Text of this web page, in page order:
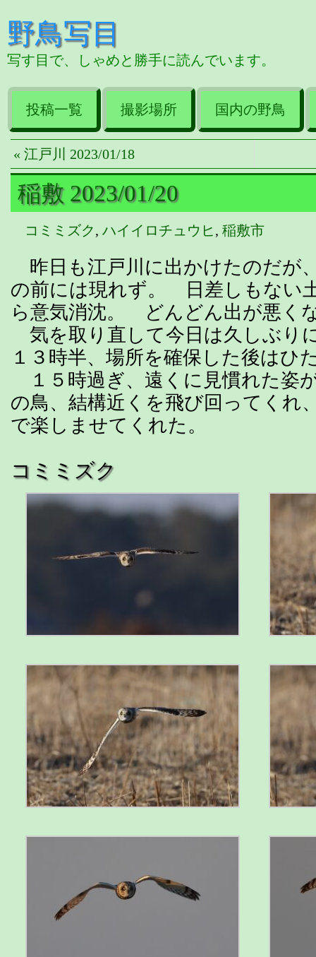
野鳥写目
写す目で、しゃめと勝手に読んでいます。
投稿一覧 撮影場所 国内の野鳥
« 江戸川 2023/01/18
稲敷 2023/01/20
コミミズク, ハイイロチュウヒ , 稲敷市
昨日も江戸川に出かけたのだが
の前には現れず。 日差しもない
ら意気消沈。 どんどん出が悪く
気を取り直して今日は久しぶり
１３時半、場所を確保した後はひ
１５時過ぎ、遠くに見慣れた姿
の鳥、結構近くを飛び回ってくれ
で楽しませてくれた。
コミミズク